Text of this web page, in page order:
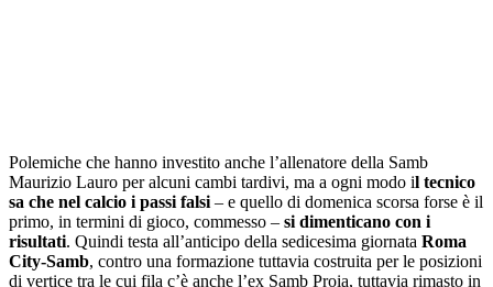
Polemiche che hanno investito anche l’allenatore della Samb
Maurizio Lauro per alcuni cambi tardivi, ma a ogni modo il tecnico
sa che nel calcio i passi falsi – e quello di domenica scorsa forse è il
primo, in termini di gioco, commesso – si dimenticano con i
risultati. Quindi testa all’anticipo della sedicesima giornata Roma
City-Samb, contro una formazione tuttavia costruita per le posizioni
di vertice tra le cui fila c’è anche l’ex Samb Proia, tuttavia rimasto in